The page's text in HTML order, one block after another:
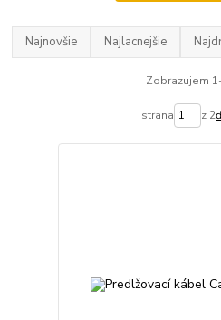
Najnovšie Najlacnejšie
Zobrazujem
strana z 2